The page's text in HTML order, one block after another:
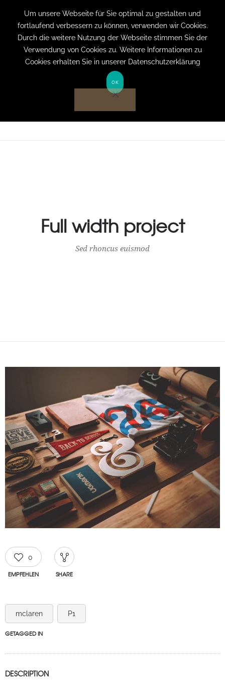
+49 (0) 151 19079060 info@privatpraxis-
bertram.de
Anmelden auf Website
Full width project
Sed rhoncus euismod
0
EMPFEHLEN SHARE
mclaren P1
GETAGGED IN
DESCRIPTION
Um unsere Webseite für Sie optimal zu gestalten und
fortlaufend verbessern zu können, verwenden wir Cookies.
Durch die weitere Nutzung der Webseite stimmen Sie der
Verwendung von Cookies zu. Weitere Informationen zu
Cookies erhalten Sie in unserer Datenschutzerklärung
OK